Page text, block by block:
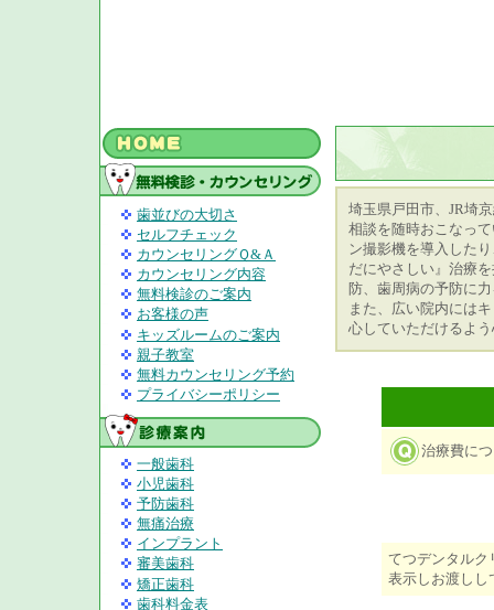
歯並びの大切さ
セルフチェック
カウンセリングＱ&Ａ
カウンセリング内容
無料検診のご案内
お客様の声
キッズルームのご案内
親子教室
無料カウンセリング予約
プライバシーポリシー
一般歯科
小児歯科
予防歯科
無痛治療
インプラント
審美歯科
矯正歯科
歯科料金表
埼玉県戸田市、JR埼
相談を随時おこなっ
ン撮影機を導入した
だにやさしい』治療
防、歯周病の予防に
また、広い院内には
心していただけるよ
治療費に
てつデンタルク
表示しお渡しし